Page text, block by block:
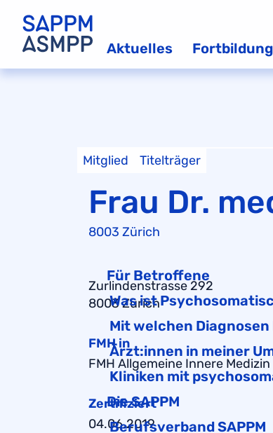
Aktuelles
Für Betroffene
Was ist
Mit welchen
Ärzt:innen in meiner
Kliniken mit
Die SAPPM
Berufsverband SAPPM
Mitglied Titelträger
Frau Dr.
8003 Zürich
Zurlindenstrasse 292
8003 Zürich
FMH in
FMH Allgemeine Innere Medizin
Zertifiziert
04.06.2019